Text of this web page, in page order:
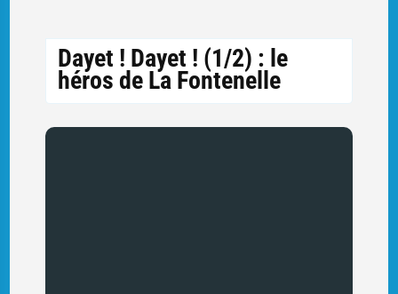
Dayet ! Dayet ! (1/2) : le
héros de La Fontenelle